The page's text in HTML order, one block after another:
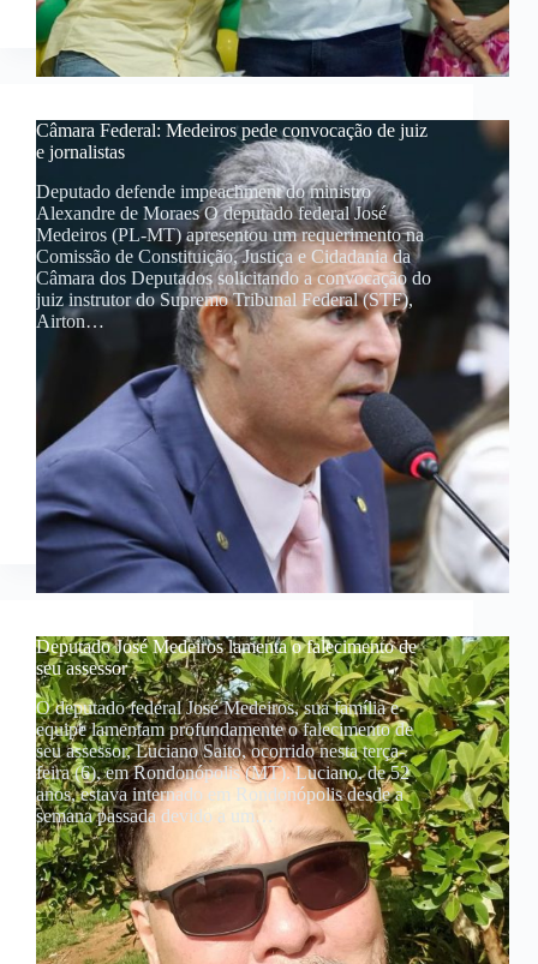
Câmara Federal: Medeiros pede convocação de juiz
e jornalistas
Deputado defende impeachment do ministro
Alexandre de Moraes O deputado federal José
Medeiros (PL-MT) apresentou um requerimento na
Comissão de Constituição, Justiça e Cidadania da
Câmara dos Deputados solicitando a convocação do
juiz instrutor do Supremo Tribunal Federal (STF),
Airton…
Deputado José Medeiros lamenta o falecimento de
seu assessor
O deputado federal José Medeiros, sua família e
equipe lamentam profundamente o falecimento de
seu assessor, Luciano Saito, ocorrido nesta terça-
feira (6), em Rondonópolis (MT). Luciano, de 52
anos, estava internado em Rondonópolis desde a
semana passada devido a um…